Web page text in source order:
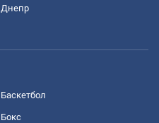
Днепр
Баскетбол
Бокс